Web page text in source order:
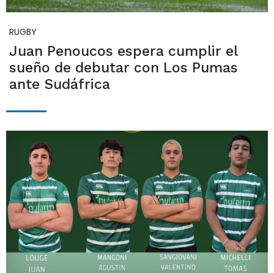
RUGBY
Juan Penoucos espera cumplir el
sueño de debutar con Los Pumas
ante Sudáfrica